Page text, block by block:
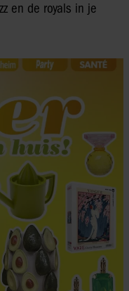
en de royals in je